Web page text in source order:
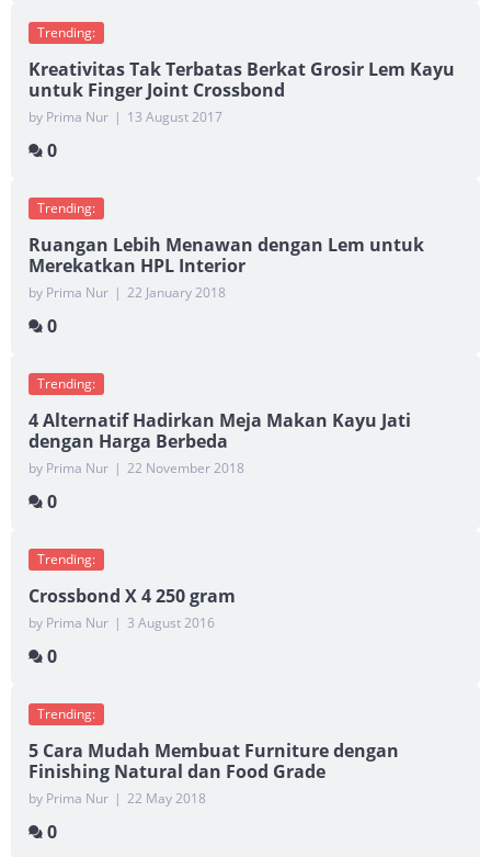
Trending:
Kreativitas Tak Terbatas Berkat Grosir Lem Kayu
untuk Finger Joint Crossbond
by Prima Nur | 13 August 2017
0
Trending:
Ruangan Lebih Menawan dengan Lem untuk
Merekatkan HPL Interior
by Prima Nur | 22 January 2018
0
Trending:
4 Alternatif Hadirkan Meja Makan Kayu Jati
dengan Harga Berbeda
by Prima Nur | 22 November 2018
0
Trending:
Crossbond X 4 250 gram
by Prima Nur | 3 August 2016
0
Trending:
5 Cara Mudah Membuat Furniture dengan
Finishing Natural dan Food Grade
by Prima Nur | 22 May 2018
0